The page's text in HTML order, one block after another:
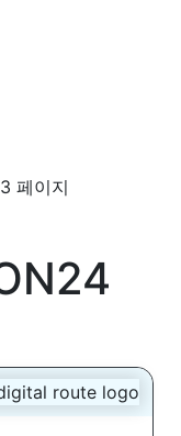
페이지